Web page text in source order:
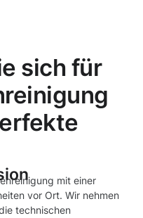
sich für
mit einer
vor Ort. Wir nehmen
technischen